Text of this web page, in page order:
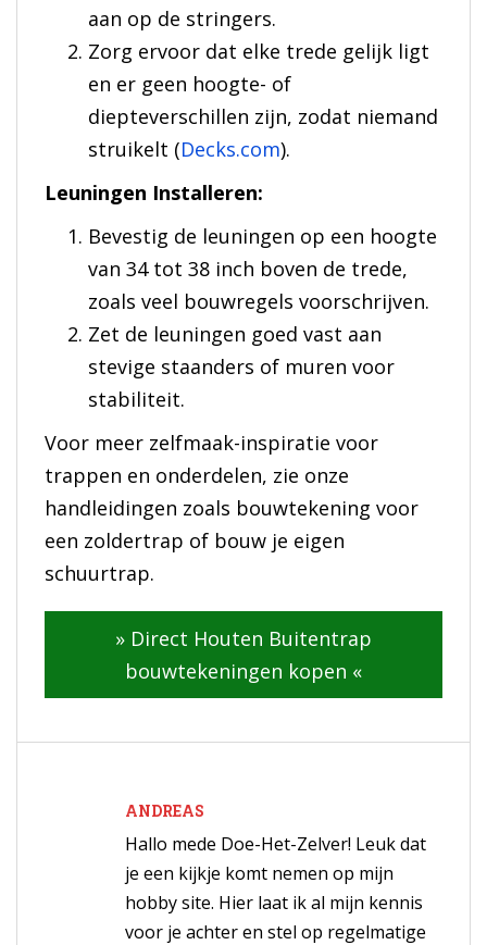
aan op de stringers.
Zorg ervoor dat elke trede gelijk ligt
en er geen hoogte- of
diepteverschillen zijn, zodat niemand
struikelt (Decks.com).
Leuningen Installeren:
Bevestig de leuningen op een hoogte
van 34 tot 38 inch boven de trede,
zoals veel bouwregels voorschrijven.
Zet de leuningen goed vast aan
stevige staanders of muren voor
stabiliteit.
Voor meer zelfmaak-inspiratie voor
trappen en onderdelen, zie onze
handleidingen zoals bouwtekening voor
een zoldertrap of bouw je eigen
schuurtrap.
» Direct Houten Buitentrap
bouwtekeningen kopen «
ANDREAS
Hallo mede Doe-Het-Zelver! Leuk dat
je een kijkje komt nemen op mijn
hobby site. Hier laat ik al mijn kennis
voor je achter en stel op regelmatige